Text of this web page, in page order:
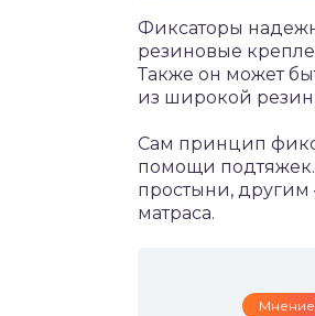
Фиксаторы
резиновые
Также он может
из широкой
Сам принцип
помощи
простыни, другим
матраса.
Мнение